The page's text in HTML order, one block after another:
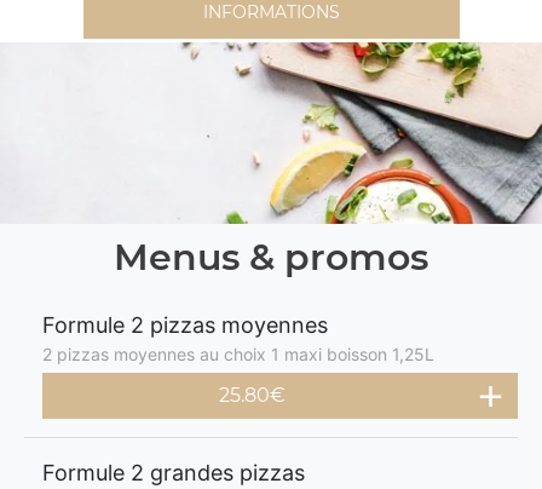
INFORMATIONS
Menus & promos
Formule 2 pizzas moyennes
2 pizzas moyennes au choix 1 maxi boisson 1,25L
25.80€
Formule 2 grandes pizzas